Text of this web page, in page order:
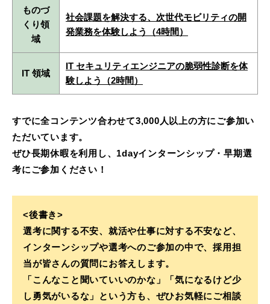
ものづ
くり領
域
社会課題を解決する、次世代モビリティの開
発業務を体験しよう（4時間）
IT 領域
IT セキュリティエンジニアの脆弱性診断を体
験しよう（2時間）
すでに全コンテンツ合わせて3,000人以上の方にご参加い
ただいています。
ぜひ長期休暇を利用し、1dayインターンシップ・早期選
考にご参加ください！
<後書き>
選考に関する不安、就活や仕事に対する不安など、
インターンシップや選考へのご参加の中で、採用担
当が皆さんの質問にお答えします。
「こんなこと聞いていいのかな」「気になるけど少
し勇気がいるな」という方も、ぜひお気軽にご相談